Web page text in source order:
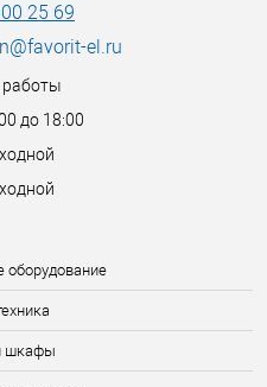
оборудование
шкафы
25 69
el.ru
работы
до 18:00